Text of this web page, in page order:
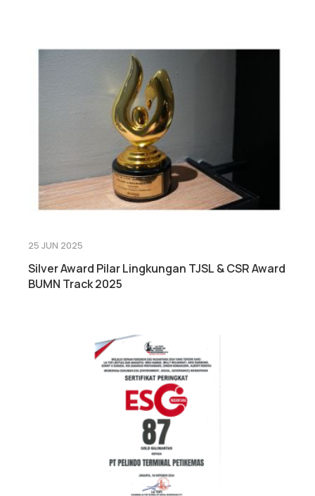
25 JUN 2025
Silver Award Pilar Lingkungan TJSL & CSR Award
BUMN Track 2025